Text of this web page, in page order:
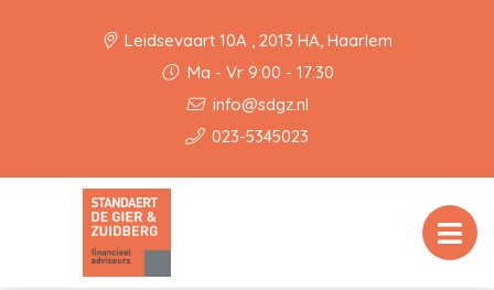
Leidsevaart 10A , 2013 HA, Haarlem
Ma - Vr 9:00 - 17:30
info@sdgz.nl
023-5345023